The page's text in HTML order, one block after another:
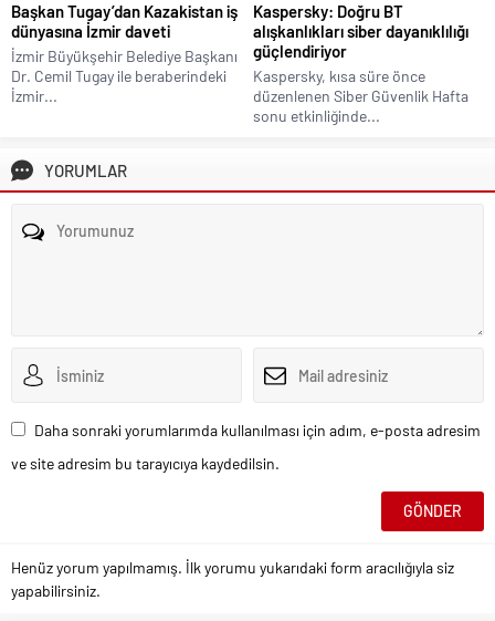
Başkan Tugay’dan Kazakistan iş
dünyasına İzmir daveti
İzmir Büyükşehir Belediye Başkanı
Dr. Cemil Tugay ile beraberindeki
İzmir...
Kaspersky: Doğru BT
alışkanlıkları siber dayanıklılığı
güçlendiriyor
Kaspersky, kısa süre önce
düzenlenen Siber Güvenlik Hafta
sonu etkinliğinde...
YORUMLAR
Daha sonraki yorumlarımda kullanılması için adım, e-posta adresim
ve site adresim bu tarayıcıya kaydedilsin.
Henüz yorum yapılmamış. İlk yorumu yukarıdaki form aracılığıyla siz
yapabilirsiniz.